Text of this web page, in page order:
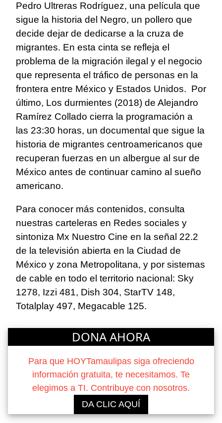
Pedro Ultreras Rodríguez, una película que
sigue la historia del Negro, un pollero que
decide dejar de dedicarse a la cruza de
migrantes. En esta cinta se refleja el
problema de la migración ilegal y el negocio
que representa el tráfico de personas en la
frontera entre México y Estados Unidos. Por
último, Los durmientes (2018) de Alejandro
Ramírez Collado cierra la programación a
las 23:30 horas, un documental que sigue la
historia de migrantes centroamericanos que
recuperan fuerzas en un albergue al sur de
México antes de continuar camino al sueño
americano.
Para conocer más contenidos, consulta
nuestras carteleras en Redes sociales y
sintoniza Mx Nuestro Cine en la señal 22.2
de la televisión abierta en la Ciudad de
México y zona Metropolitana, y por sistemas
de cable en todo el territorio nacional: Sky
1278, Izzi 481, Dish 304, StarTV 148,
Totalplay 497, Megacable 125.
DONA AHORA
Para que HOYTamaulipas siga ofreciendo
información gratuita, te necesitamos. Te
elegimos a TI. Contribuye con nosotros.
DA CLIC AQUÍ